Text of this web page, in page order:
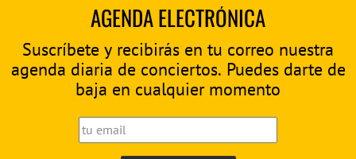
AGENDA ELECTRÓNICA
Suscríbete y recibirás en tu correo nuestra
agenda diaria de conciertos. Puedes darte de
baja en cualquier momento